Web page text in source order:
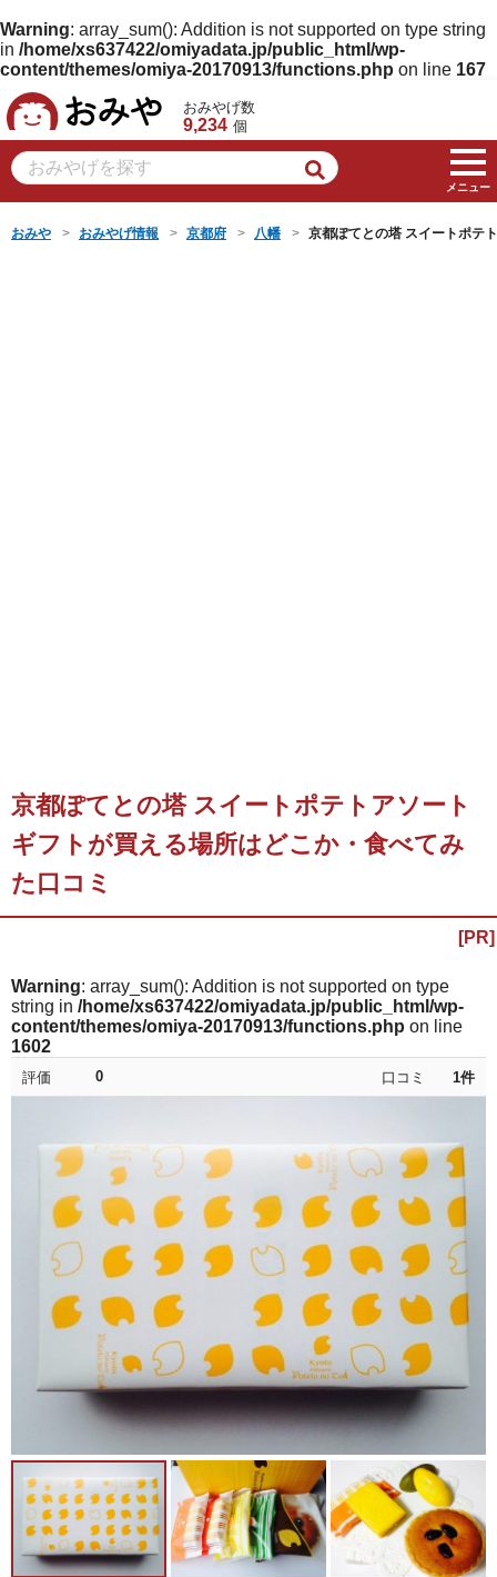
Warning: array_sum(): Addition is not supported on type string
in /home/xs637422/omiyadata.jp/public_html/wp-
content/themes/omiya-20170913/functions.php on line 167
おみや
おみやげ数
9,234 個
メニュー
おみや おみやげ情報 京都府 八幡 京都ぽてとの塔 スイートポテ
京都ぽてとの塔 スイートポテトアソート
ギフトが買える場所はどこか・食べてみ
た口コミ
Warning: array_sum(): Addition is not supported on type
string in /home/xs637422/omiyadata.jp/public_html/wp-
content/themes/omiya-20170913/functions.php on line
1602
評価 ★★★★★
0 口コミ 1件